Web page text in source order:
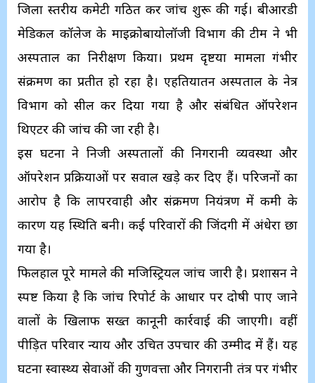
जिला स्तरीय कमेटी गठित कर जांच शुरू की गई। बीआरडी
मेडिकल कॉलेज के माइक्रोबायोलॉजी विभाग की टीम ने भी
अस्पताल का निरीक्षण किया। प्रथम दृष्टया मामला गंभीर
संक्रमण का प्रतीत हो रहा है। एहतियातन अस्पताल के नेत्र
विभाग को सील कर दिया गया है और संबंधित ऑपरेशन
थिएटर की जांच की जा रही है।
इस घटना ने निजी अस्पतालों की निगरानी व्यवस्था और
ऑपरेशन प्रक्रियाओं पर सवाल खड़े कर दिए हैं। परिजनों का
आरोप है कि लापरवाही और संक्रमण नियंत्रण में कमी के
कारण यह स्थिति बनी। कई परिवारों की जिंदगी में अंधेरा छा
गया है।
फिलहाल पूरे मामले की मजिस्ट्रियल जांच जारी है। प्रशासन ने
स्पष्ट किया है कि जांच रिपोर्ट के आधार पर दोषी पाए जाने
वालों के खिलाफ सख्त कानूनी कार्रवाई की जाएगी। वहीं
पीड़ित परिवार न्याय और उचित उपचार की उम्मीद में हैं। यह
घटना स्वास्थ्य सेवाओं की गुणवत्ता और निगरानी तंत्र पर गंभीर